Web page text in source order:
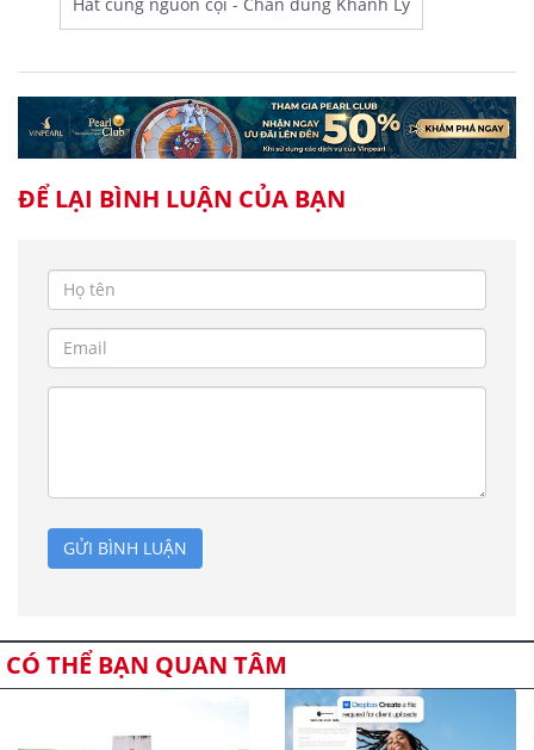
ĐỂ LẠI BÌNH LUẬN CỦA BẠN
GỬI BÌNH LUẬN
CÓ THỂ BẠN QUAN TÂM